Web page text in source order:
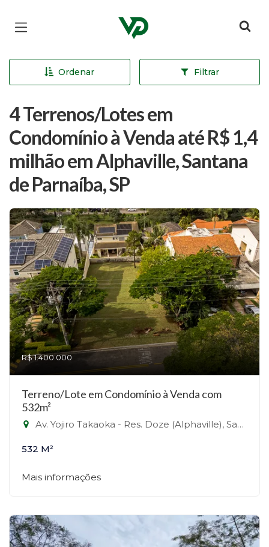
Página inicial
Ordenar Filtrar
4 Terrenos/Lotes em
Condomínio à Venda até R$ 1,4
milhão em Alphaville, Santana
de Parnaíba, SP
R$ 1.400.000
Terreno/Lote em Condomínio à Venda com
532m²
Av. Yojiro Takaoka - Res. Doze (Alphaville), Santana de Parnaíba - SP - Alphaville, Santana de Parnaíba-SP
532 M²
Mais informações